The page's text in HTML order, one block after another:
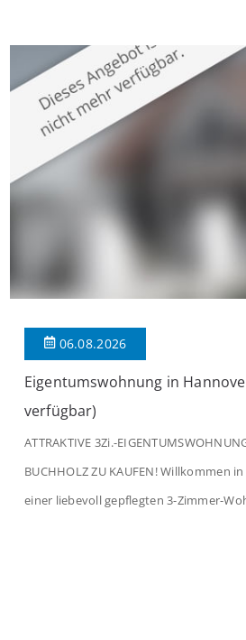
großzügige Räume und eine
modernen Wohnkomfort mit einem
verbindet. Der […]
06.08.2026
Eigentumswohnung in
verfügbar)
ATTRAKTIVE 3Zi.-
BUCHHOLZ ZU KAUFEN! Willkommen
einer liebevoll gepflegten 3-Zimmer-